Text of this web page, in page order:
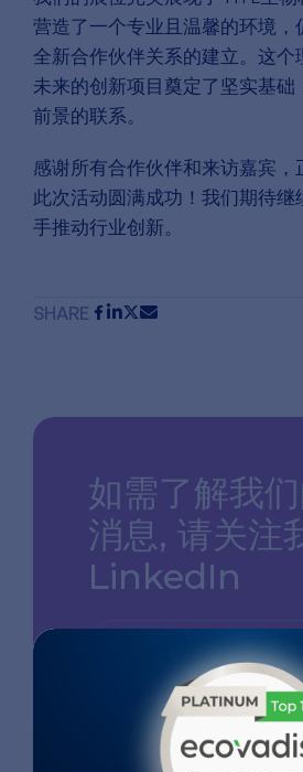
营造了一个专业且温馨的环境，
全新合作伙伴关系的建立。这个
未来的创新项目奠定了坚实基础
前景的联系。
感谢所有合作伙伴和来访嘉宾，
此次活动圆满成功！我们期待继
手推动行业创新。
SHARE
如需了解我
消息, 请关注
LinkedIn
访问我们的 LINKEDIN